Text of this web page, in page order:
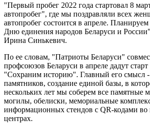
"Первый пробег 2022 года стартовал 8
автопробег", где мы поздравляли всех
автопробег состоится в апреле.
Дню единения народов Беларуси и
Ирина Синькевич.
По ее словам, "Патриоты Беларуси"
профсоюзов Беларуси в апреле дадут старт
"Сохраним историю". Главный его смысл
памятников, создание единой базы, в
нескольких лет мы соберем все памятные
могилы, обелиски, мемориальные
информационных стендов с QR-кодами во
центрах.